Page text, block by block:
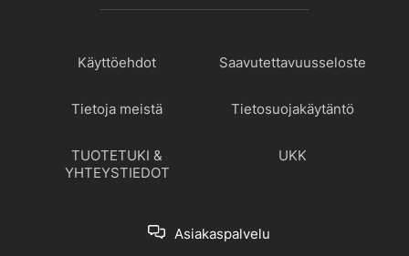
Käyttöehdot Saavutettavuusseloste
Tietoja meistä Tietosuojakäytäntö
TUOTETUKI &
YHTEYSTIEDOT
UKK
Asiakaspalvelu